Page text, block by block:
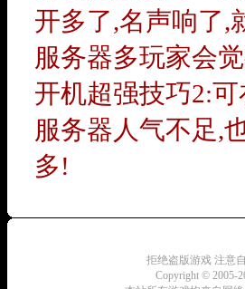
开多了,名声响了,
服务器多玩家会
开机超强技巧2:
服务器人气不足,
多!
拒绝盗版游戏 注意
Copyright © 2005-